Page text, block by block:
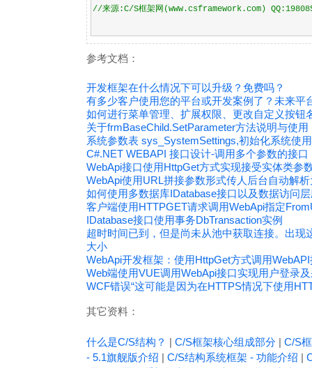
//来源:C/S框架网(www.csframework.com)
参考文档：
开发框架在什么情况下可以升级？免费吗？
有多少客户使用您的平台或开发案例了？未来平
如何进行菜单管理、扩展权限、更改自定义按钮
关于frmBaseChild.SetParameter方法说明与使
系统参数表 sys_SystemSettings,初始化系统使用
C#.NET WEBAPI 接口设计-调用多个参数的接口
WebApi接口使用HttpGet方式实现接受实体类参
WebApi使用URL拼接参数形式传人后台自动解
如何使用多数据库IDatabase接口以及数据访问
客户端使用HTTPGET请求调用WebApi指定
IDatabase接口使用事务DbTransaction实例
超时时间已到，但是尚未从池中获取连接。出
大小
WebApi开发框架：使用HttpGet方式调用
Web端使用VUE调用WebApi接口实现用户登录
WCF错误“这可能是因为在HTTPS情况下使用
其它资料：
什么是C/S结构？ | C/S框架核心组成部分 | C/S
- 5.1旗舰版介绍 | C/S结构系统框架 - 功能介绍 |